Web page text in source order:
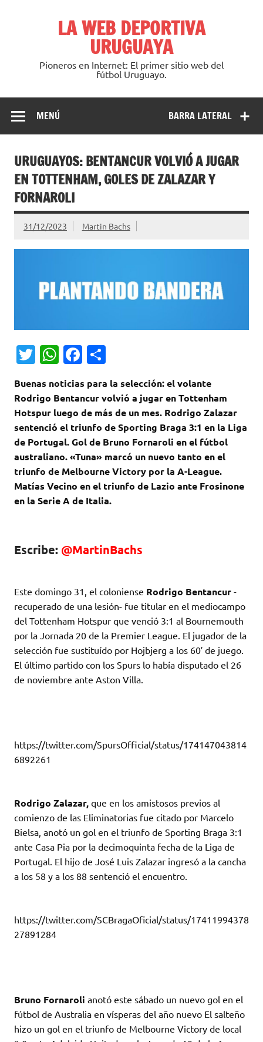
LA WEB DEPORTIVA
URUGUAYA
Pioneros en Internet: El primer sitio web del
fútbol Uruguayo.
BARRA LATERAL
MENÚ
URUGUAYOS: BENTANCUR VOLVIÓ A JUGAR
EN TOTTENHAM, GOLES DE ZALAZAR Y
FORNAROLI
31/12/2023 Martin Bachs
T
it
te
r
W
at
s
A
p
p
Fa
e
b
o
o
k
m
p
ar
ti
r
Buenas noticias para la selección: el volante
Rodrigo Bentancur volvió a jugar en Tottenham
Hotspur luego de más de un mes. Rodrigo Zalazar
sentenció el triunfo de Sporting Braga 3:1 en la Liga
de Portugal. Gol de Bruno Fornaroli en el fútbol
australiano. «Tuna» marcó un nuevo tanto en el
triunfo de Melbourne Victory por la A-League.
Matías Vecino en el triunfo de Lazio ante Frosinone
en la Serie A de Italia.
Escribe: @MartinBachs
Este domingo 31, el coloniense Rodrigo Bentancur -
recuperado de una lesión- fue titular en el mediocampo
del Tottenham Hotspur que venció 3:1 al Bournemouth
por la Jornada 20 de la Premier League. El jugador de la
selección fue sustituído por Hojbjerg a los 60′ de juego.
El último partido con los Spurs lo había disputado el 26
de noviembre ante Aston Villa.
https://twitter.com/SpursOfficial/status/174147043814
6892261
Rodrigo Zalazar, que en los amistosos previos al
comienzo de las Eliminatorias fue citado por Marcelo
Bielsa, anotó un gol en el triunfo de Sporting Braga 3:1
ante Casa Pia por la decimoquinta fecha de la Liga de
Portugal. El hijo de José Luis Zalazar ingresó a la cancha
a los 58 y a los 88 sentenció el encuentro.
https://twitter.com/SCBragaOficial/status/17411994378
27891284
Bruno Fornaroli anotó este sábado un nuevo gol en el
fútbol de Australia en vísperas del año nuevo El salteño
hizo un gol en el triunfo de Melbourne Victory de local